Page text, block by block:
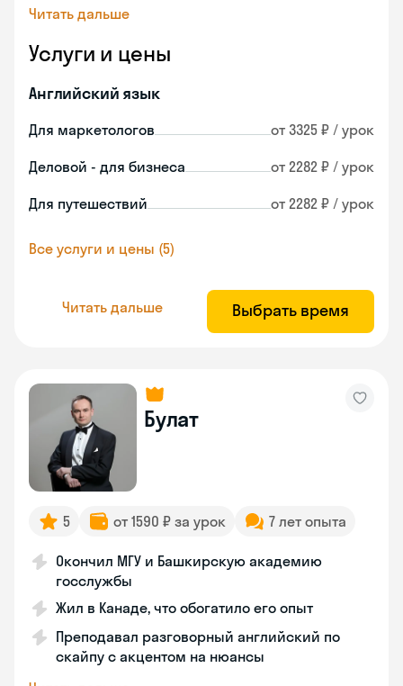
Читать дальше
Услуги и цены
Английский язык
Для маркетологов от 3325 ₽ / урок
Деловой - для бизнеса от 2282 ₽ / урок
Для путешествий от 2282 ₽ / урок
Все услуги и цены (5)
Читать дальше Выбрать время
Булат
5 от 1590 ₽ за урок 7 лет опыта
Окончил МГУ и Башкирскую академию
госслужбы
Жил в Канаде, что обогатило его опыт
Преподавал разговорный английский по
скайпу с акцентом на нюансы